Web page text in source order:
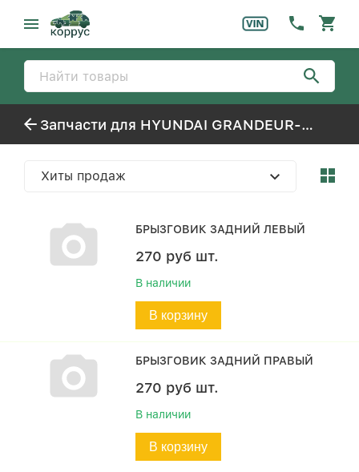
Запчасти для HYUNDAI GRANDEUR-NEW (2006-)
Хиты продаж
БРЫЗГОВИК ЗАДНИЙ ЛЕВЫЙ
270 руб шт.
В наличии
В корзину
БРЫЗГОВИК ЗАДНИЙ ПРАВЫЙ
270 руб шт.
В наличии
В корзину